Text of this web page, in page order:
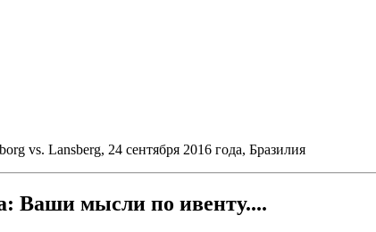
vs. Lansberg, 24 сентября 2016 года, Бразилия
Ваши мысли по ивенту....